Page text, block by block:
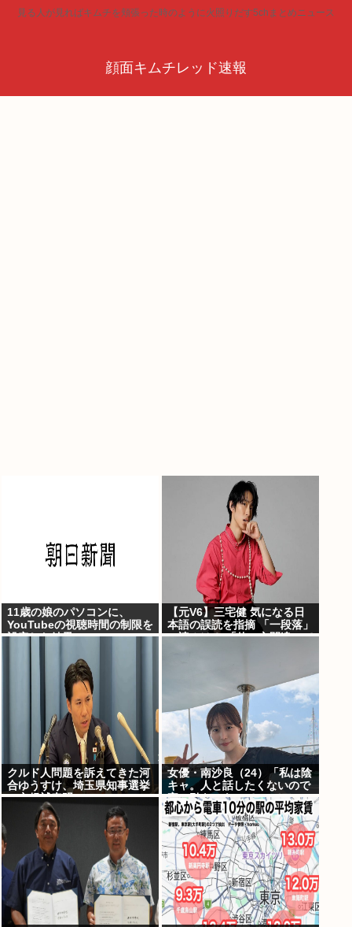
見る人が見ればキムチを頬張った時のように火照りだす5chまとめニュース
顔面キムチレッド速報
11歳の娘のパソコンに、
YouTubeの視聴時間の制限を
設定した結果
【元V6】三宅健 気になる日
本語の誤読を指摘 「一段落」
の読みは？ 「使い方間違って
クルド人問題を訴えてきた河
合ゆうすけ、埼玉県知事選挙
に立候補表明www
女優・南沙良（24）「私は陰
キャ。人と話したくないので
家に引きこもってPCでアニ
メを観ていたい」